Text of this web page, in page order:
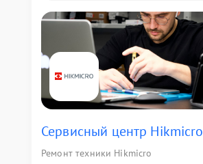
Сервисный центр Hikmicro
Ремонт техники Hikmicro